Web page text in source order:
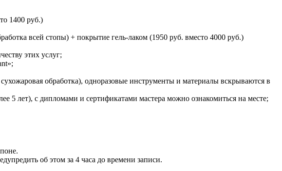
1400 руб.)
всей стопы) + покрытие гель-лаком (1950 руб. вместо 4000 руб.)
этих услуг;
обработка), одноразовые инструменты и материалы вскрываются в
лет), с дипломами и сертификатами мастера можно ознакомиться на месте;
об этом за 4 часа до времени записи.